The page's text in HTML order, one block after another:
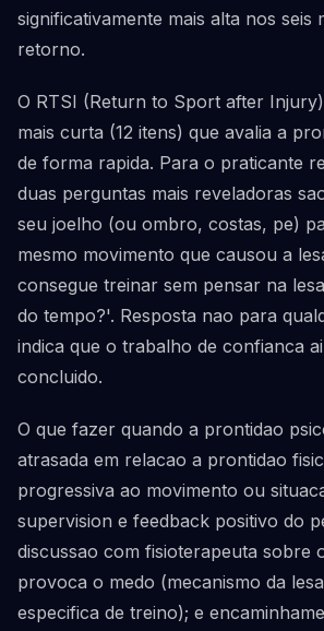
significativamente mais alta nos seis
retorno.
O RTSI (Return to Sport after
mais curta (12 itens) que avalia a
de forma rapida. Para o praticante
duas perguntas mais reveladoras
seu joelho (ou ombro, costas, pe)
mesmo movimento que causou a
consegue treinar sem pensar na
do tempo?'. Resposta nao para
indica que o trabalho de confianca
concluido.
O que fazer quando a prontidao
atrasada em relacao a prontidao
progressiva ao movimento ou
supervision e feedback positivo do
discussao com fisioterapeuta sobre
provoca o medo (mecanismo da
especifica de treino); e